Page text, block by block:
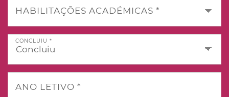
HABILITAÇÕES ACADÉMICAS *
CONCLUIU *
ANO LETIVO *